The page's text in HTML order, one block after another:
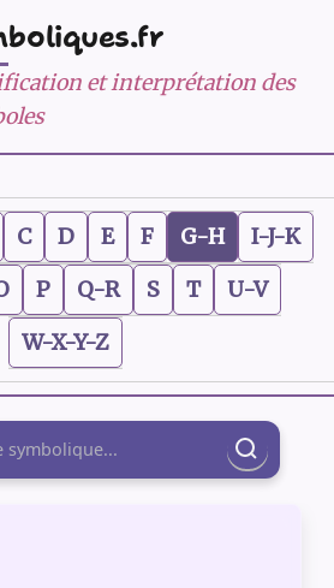
et interprétation des
C D E F G-H
I-J-K
P Q-R S T
U-V
W-X-Y-Z